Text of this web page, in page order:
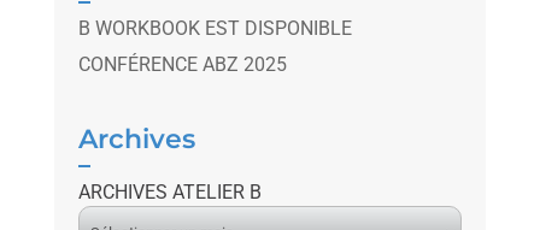
B WORKBOOK EST DISPONIBLE
CONFÉRENCE ABZ 2025
Archives
ARCHIVES ATELIER B
A